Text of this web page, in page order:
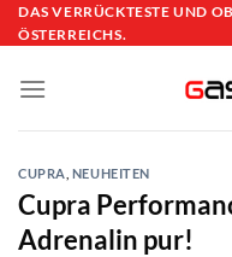
Skip
to
DAS VERRÜCKTESTE UND
ÖSTERREICHS.
CUPRA NEUHEITEN
Cupra
Adrenalin pur!